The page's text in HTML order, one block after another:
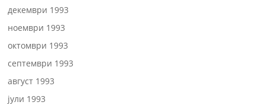
декември 1993
ноември 1993
октомври 1993
септември 1993
август 1993
јули 1993